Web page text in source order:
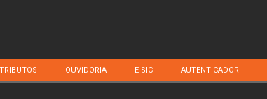
TRIBUTOS OUVIDORIA E-SIC AUTENTICADOR